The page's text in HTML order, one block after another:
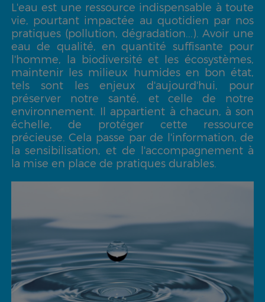
L'eau est une ressource indispensable à toute
vie, pourtant impactée au quotidien par nos
pratiques (pollution, dégradation...). Avoir une
eau de qualité, en quantité suffisante pour
l'homme, la biodiversité et les écosystèmes,
maintenir les milieux humides en bon état,
tels sont les enjeux d'aujourd'hui, pour
préserver notre santé, et celle de notre
environnement. Il appartient à chacun, à son
échelle, de protéger cette ressource
précieuse. Cela passe par de l'information, de
la sensibilisation, et de l'accompagnement à
la mise en place de pratiques durables.